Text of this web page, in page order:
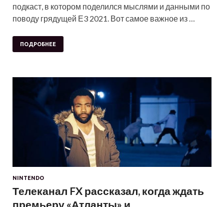
подкаст, в котором поделился мыслями и данными по
поводу грядущей Е3 2021. Вот самое важное из …
ПОДРОБНЕЕ
NINTENDO
Телеканал FX рассказал, когда ждать
премьеру «Атланты» и